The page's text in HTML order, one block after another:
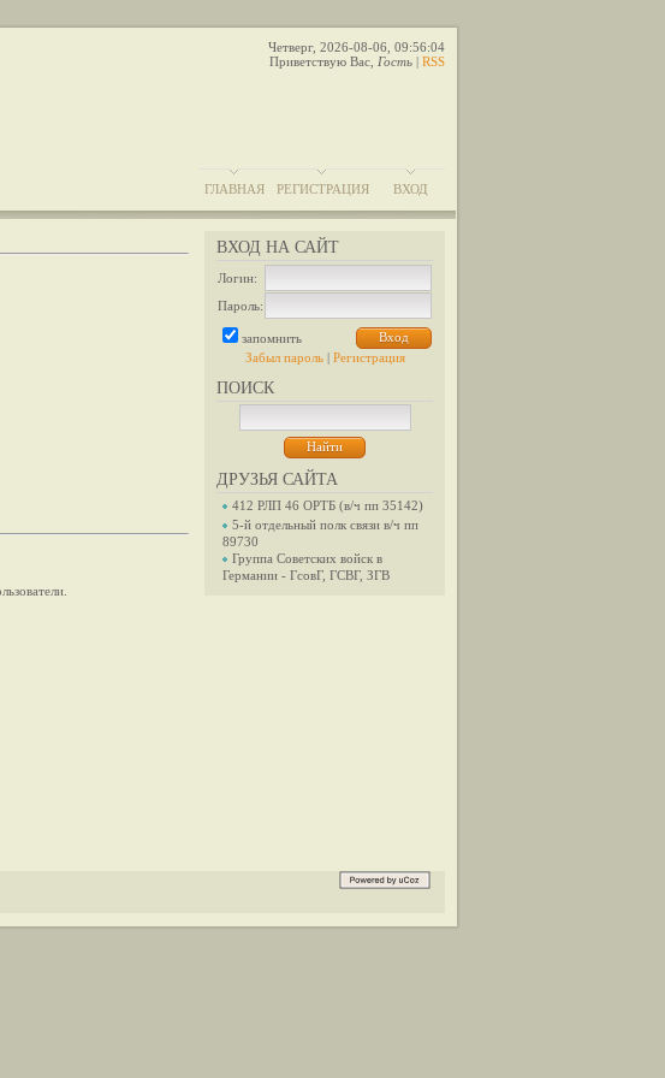
Четверг, 2026-08-06, 09:56:04
Приветствую Вас Гость | RSS
ГЛАВНАЯ РЕГИСТРАЦИЯ ВХОД
ВХОД НА САЙТ
Логин:
Пароль:
запомнить
Забыл пароль| Регистрация
ПОИСК
ДРУЗЬЯ САЙТА
412 РЛП 46 ОРТБ (в/ч пп 35142)
5-й отдельный полк связи в/ч пп
89730
Группа Советских войск в
Германии - ГсовГ, ГСВГ, ЗГВ